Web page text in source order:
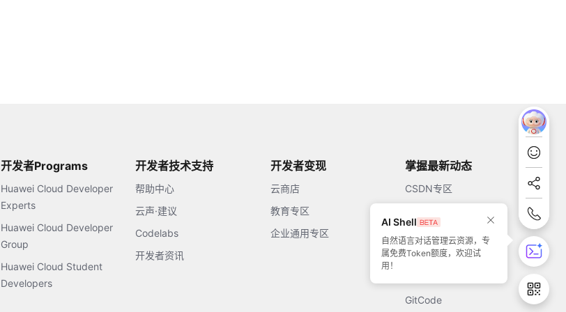
开发者Programs
Huawei Cloud Developer
Experts
Huawei Cloud Developer
Group
Huawei Cloud Student
Developers
开发者技术支持
帮助中心
云声·建议
Codelabs
开发者资讯
开发者变现
云商店
教育专区
企业通用专区
掌握最新动态
CSDN专区
51CTO
GitCode
AI Shell
自然语言对话管理云资源，专
属免费Token额度，欢迎试
用！